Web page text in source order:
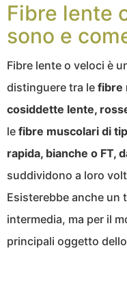
Fibre lente
sono e
Fibre lente o veloci è
distinguere tra le fibre
cosiddette lente,
le fibre muscolari di
rapida, bianche o FT,
suddividono a loro
Esisterebbe anche un
intermedia, ma per il
principali oggetto